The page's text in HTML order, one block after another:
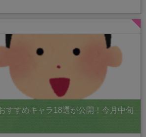
すすめキャラ18選が公開！今月中旬